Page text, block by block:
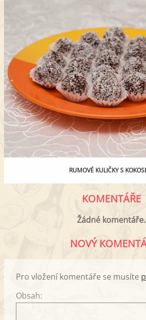
RUMOVÉ KULIČKY S
KOMENTÁŘE
Žádné komentáře.
NOVÝ
Pro vložení komentáře se musíte
Obsah: